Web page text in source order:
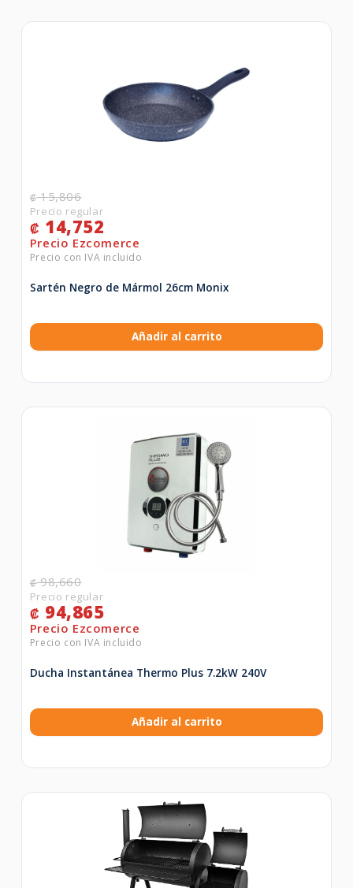
₡15,806
₡ 14,752
Sartén Negro de Mármol 26cm Monix
Añadir al carrito
₡98,660
₡ 94,865
Ducha Instantánea Thermo Plus 7.2kW 240V
Añadir al carrito